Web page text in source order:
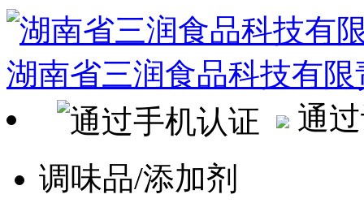
湖南省三润食品科技有
通
调味品/添加剂